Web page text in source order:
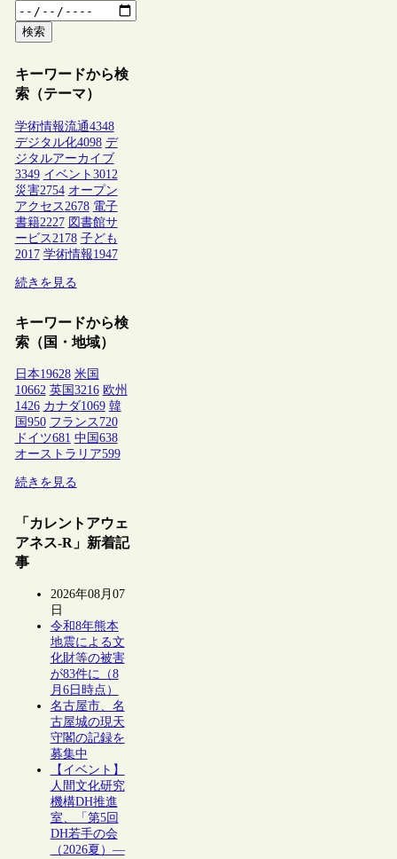
検索
キーワードから検
索（テーマ）
学術情報流通4348
デジタル化4098 デ
ジタルアーカイブ
3349 イベント 3012
災害2754 オープン
アクセス 2678 電子
書籍2227 図書館サ
ービス 2178 子ども
2017 学術情報1947
続きを見る
キーワードから検
索（国・地域）
日本19628 米国
10662 英国 3216 欧州
1426 カナダ1069 韓
国 950 フランス 720
ドイツ681 中国 638
オーストラリア599
続きを見る
「カレントアウェ
アネス-R」新着記
事
2026年08月07
日
令和8年熊本
地震による文
化財等の被害
が83件に（8
月6日時点）
名古屋市、名
古屋城の現天
守閣の記録を
募集中
【イベント】
人間文化研究
機構DH推進
室、「第5回
DH若手の会
（2026夏）―